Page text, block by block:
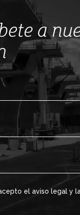
a
el aviso legal y